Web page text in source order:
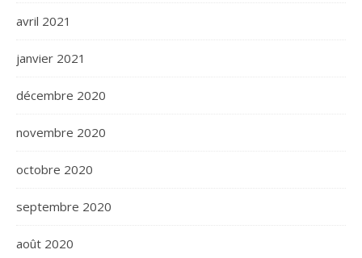
avril 2021
janvier 2021
décembre 2020
novembre 2020
octobre 2020
septembre 2020
août 2020